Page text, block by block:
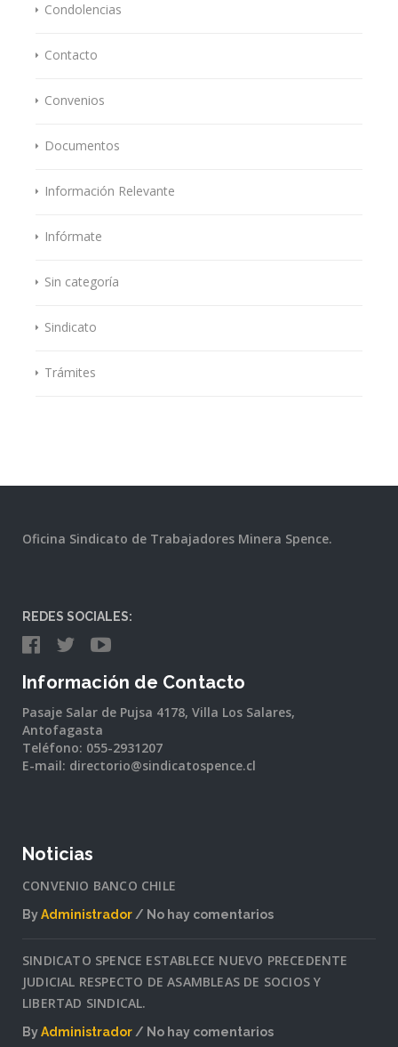
Condolencias
Contacto
Convenios
Documentos
Información Relevante
Infórmate
Sin categoría
Sindicato
Trámites
Oficina Sindicato de Trabajadores Minera Spence.
REDES SOCIALES:
Información de Contacto
Pasaje Salar de Pujsa 4178, Villa Los Salares,
Antofagasta
Teléfono: 055-2931207
E-mail: directorio@sindicatospence.cl
Noticias
CONVENIO BANCO CHILE
ByAdministrador
No hay comentarios
BANCO
CHILE
SINDICATO SPENCE ESTABLECE NUEVO PRECEDENTE
JUDICIAL RESPECTO DE ASAMBLEAS DE SOCIOS Y
LIBERTAD SINDICAL.
ByAdministrador
No hay comentarios